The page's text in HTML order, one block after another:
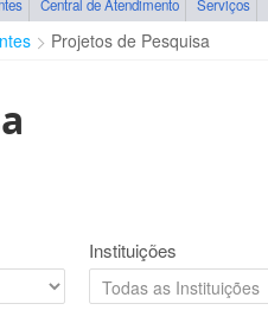
Central de Atendimento Serviços
Projetos de Pesquisa
Instituições